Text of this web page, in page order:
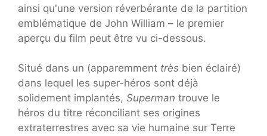
ainsi qu'une version réverbérante de la partition
emblématique de John William – le premier
aperçu du film peut être vu ci-dessous.
Situé dans un (apparemment très bien éclairé)
dans lequel les super-héros sont déjà
solidement implantés, Superman trouve le
héros du titre réconciliant ses origines
extraterrestres avec sa vie humaine sur Terre